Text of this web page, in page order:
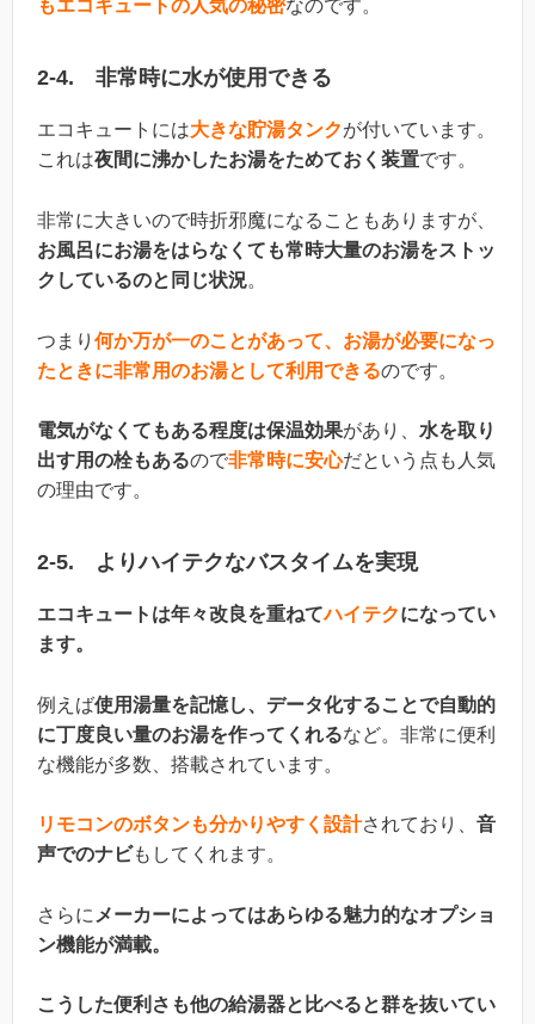
もエコキュートの人気の秘密なのです。
2-4. 非常時に水が使用できる
エコキュートには大きな貯湯タンクが付いています。
これは夜間に沸かしたお湯をためておく装置です。
非常に大きいので時折邪魔になることもありますが、
お風呂にお湯をはらなくても常時大量のお湯をストッ
クしているのと同じ状況。
つまり 何か万が一のことがあって、お湯が必要になっ
たときに非常用のお湯として利用できるのです。
電気がなくてもある程度は保温効果があり、 水を取り
出す用の栓もあるので非常時に安心だという点も人気
の理由です。
2-5. よりハイテクなバスタイムを実現
エコキュートは年々改良を重ねてハイテクになってい
ます。
例えば使用湯量を記憶し、データ化することで自動的
に丁度良い量のお湯を作ってくれるなど。非常に便利
な機能が多数、搭載されています。
リモコンのボタンも分かりやすく設計されており、 音
声でのナビもしてくれます。
さらに メーカーによってはあらゆる魅力的なオプショ
ン機能が満載。
こうした便利さも他の給湯器と比べると群を抜いてい